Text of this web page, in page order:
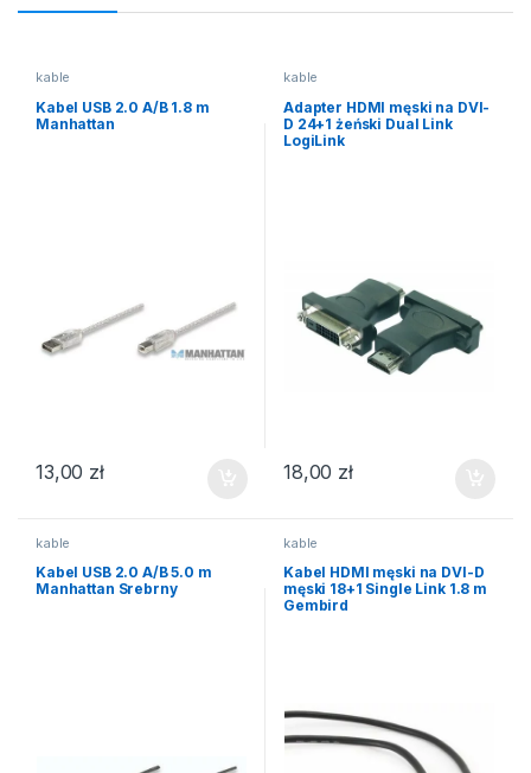
kable
Kabel USB 2.0 A/B 1.8 m
Manhattan
13,00 zł
kable
Adapter HDMI męski na DVI-
D 24+1 żeński Dual Link
LogiLink
18,00 zł
kable
Kabel USB 2.0 A/B 5.0 m
Manhattan Srebrny
kable
Kabel HDMI męski na DVI-D
męski 18+1 Single Link 1.8 m
Gembird